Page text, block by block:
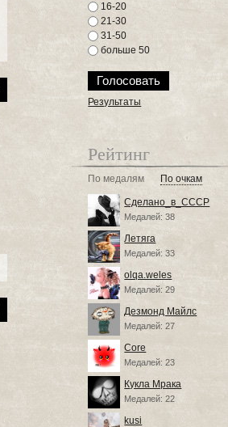
16-20
21-30
31-50
больше 50
Результаты
Рейтинг
По медалям По очкам
Сделано_в_СССР
Медалей: 38
Летяга
Медалей: 33
olqa.weles
Медалей: 29
Дезмонд Майлс
Медалей: 27
Core
Медалей: 23
Кукла Мрака
Медалей: 22
kusi